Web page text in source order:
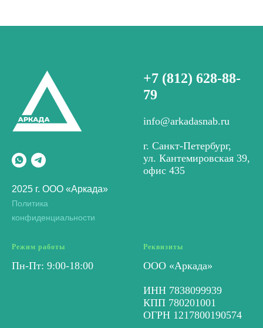
2025 г. ООО «Аркада»
Политика
конфиденциальности
+7 (812) 628-88-
79
info@arkadasnab.ru
г. Санкт-Петербург,
ул. Кантемировская 39,
офис 435
Режим работы
Пн-Пт: 9:00-18:00
Реквизиты
ООО «Аркада»
ИНН 7838099939
КПП 780201001
ОГРН 1217800190574